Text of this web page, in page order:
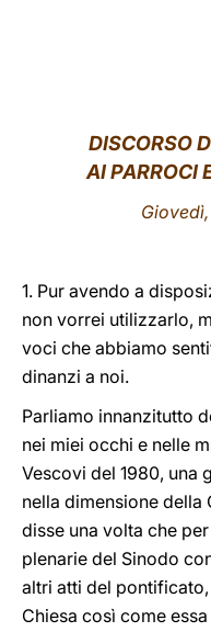
DISCORSO
AI PARROCI
1. Pur avendo a
non vorrei utilizzarlo,
voci che abbiamo
dinanzi a noi.
Parliamo innanzitutto
nei miei occhi e nelle
Vescovi del 1980, una
nella dimensione della
disse una volta che
plenarie del Sinodo
altri atti del
Chiesa così come